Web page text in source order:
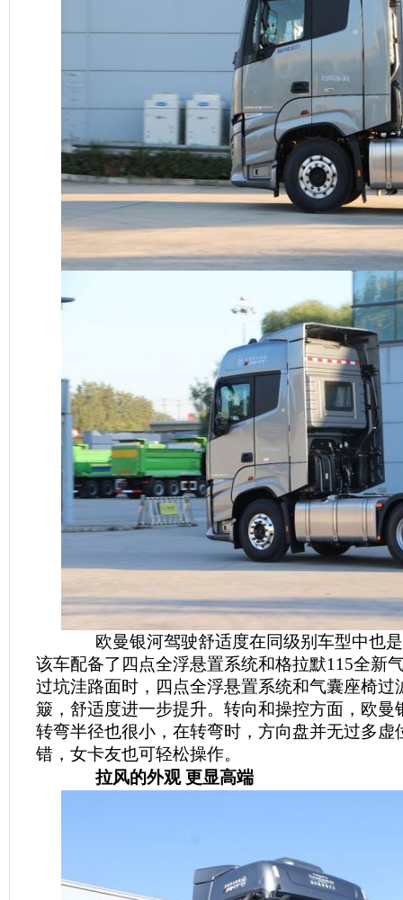
欧曼银河驾驶舒适度在同级别车型中也是
该车配备了四点全浮悬置系统和格拉默115全新
过坑洼路面时，四点全浮悬置系统和气囊座椅过
簸，舒适度进一步提升。转向和操控方面，欧曼
转弯半径也很小，在转弯时，方向盘并无过多虚
错，女卡友也可轻松操作。
拉风的外观 更显高端